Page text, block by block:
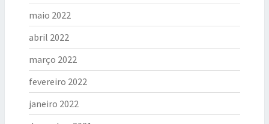
maio 2022
abril 2022
março 2022
fevereiro 2022
janeiro 2022